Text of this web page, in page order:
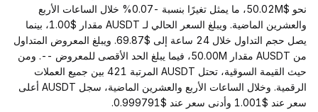
نحو $50.02M، ما يمثل تغيرًا بنسبة -0.07% خلال الساعات الأربع
والعشرين الماضية. ويبلغ السعر الحالي لـ AUSDT مقدار $1.00، بينما
يصل حجم التداول خلال 24 ساعة إلى $69.87. ويبلغ المعروض المتداول
من AUSDT مقدار 50.00M، فيما يبلغ الحد الأقصى للمعروض --. ومن
حيث القيمة السوقية، تحتل AUSDT المرتبة 421 بين جميع العملات
الرقمية. وخلال الساعات الأربع والعشرين الماضية، سجل AUSDT أعلى
سعر عند $1.001 وأدنى سعر عند $0.999791.